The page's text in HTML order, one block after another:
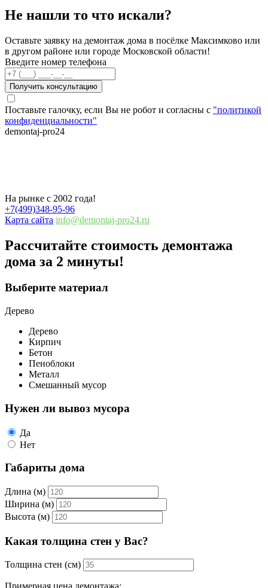
Не нашли то что искали?
Оставьте заявку на демонтаж дома в посёлке Максимково или
в другом районе или городе Московской области!
Введите номер телефона
Получить консультацию
Поставьте галочку, если Вы не робот и согласны с "политикой
конфиденциальности"
demontaj-pro24
На рынке с 2002 года!
+7(499)348-95-96
Карта сайта info@demontaj-pro24.ru
Рассчитайте стоимость демонтажа
дома за 2 минуты!
Выберите материал
Дерево
Дерево
Кирпич
Бетон
Пеноблоки
Металл
Смешанный мусор
Нужен ли вывоз мусора
Да
Нет
Габариты дома
Длина (м)
Ширина (м)
Высота (м)
Какая толщина стен у Вас?
Толщина стен (см)